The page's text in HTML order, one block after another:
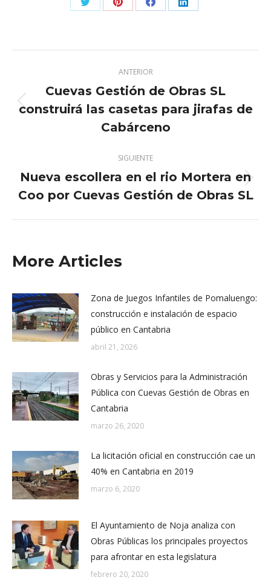
Share
Twitter
Share
Pinterest
Share
Facebook
Share
LinkedIn
entre
publicaciones
ANTERIOR
Publicación
anterior:
Cuevas Gestión de Obras SL
construirá las casetas para jirafas de
Cabárceno
SIGUIENTE
Publicación
siguiente:
Nueva escollera en el rio Mortera en
Coo por Cuevas Gestión de Obras SL
More Articles
Zona de Juegos Infantiles de Pomaluengo:
construcción e instalación de espacio
público en Cantabria
abril 21, 2026
Obras y Servicios para la Administración
Pública con Cuevas Gestión de Obras en
Cantabria
marzo 26, 2020
La licitación oficial en construcción cae un
40% en Cantabria en 2019
marzo 6, 2020
El Ayuntamiento de Noja analiza con
Obras Públicas los principales proyectos
para afrontar en esta legislatura
febrero 20, 2020